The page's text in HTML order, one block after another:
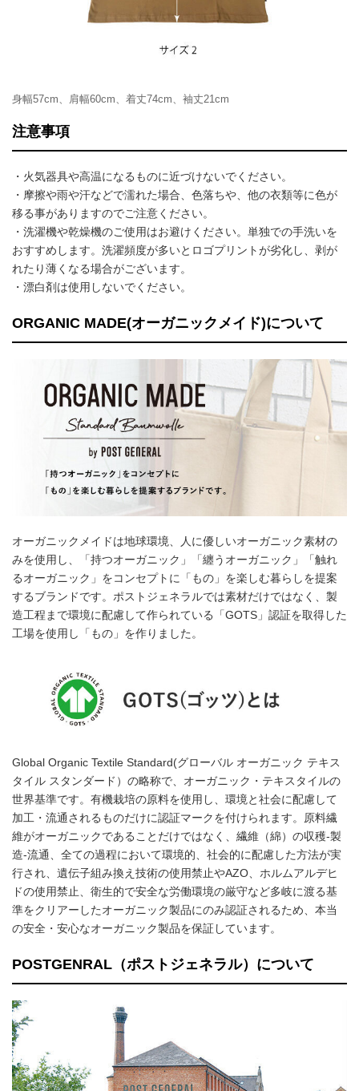
身幅57cm、肩幅60cm、着丈74cm、袖丈21cm
注意事項
・火気器具や高温になるものに近づけないでください。
・摩擦や雨や汗などで濡れた場合、色落ちや、他の衣類等に色が
移る事がありますのでご注意ください。
・洗濯機や乾燥機のご使用はお避けください。単独での手洗いを
おすすめします。洗濯頻度が多いとロゴプリントが劣化し、剥が
れたり薄くなる場合がございます。
・漂白剤は使用しないでください。
ORGANIC MADE(オーガニックメイド)について
オーガニックメイドは地球環境、人に優しいオーガニック素材の
みを使用し、「持つオーガニック」「纏うオーガニック」「触れ
るオーガニック」をコンセプトに「もの」を楽しむ暮らしを提案
するブランドです。ポストジェネラルでは素材だけではなく、製
造工程まで環境に配慮して作られている「GOTS」認証を取得した
工場を使用し「もの」を作りました。
Global Organic Textile Standard(グローバル オーガニック テキス
タイル スタンダード）の略称で、オーガニック・テキスタイルの
世界基準です。有機栽培の原料を使用し、環境と社会に配慮して
加工・流通されるものだけに認証マークを付けられます。原料繊
維がオーガニックであることだけではなく、繊維（綿）の収穫-製
造-流通、全ての過程において環境的、社会的に配慮した方法が実
行され、遺伝子組み換え技術の使用禁止やAZO、ホルムアルデヒ
ドの使用禁止、衛生的で安全な労働環境の厳守など多岐に渡る基
準をクリアーしたオーガニック製品にのみ認証されるため、本当
の安全・安心なオーガニック製品を保証しています。
POSTGENRAL（ポストジェネラル）について